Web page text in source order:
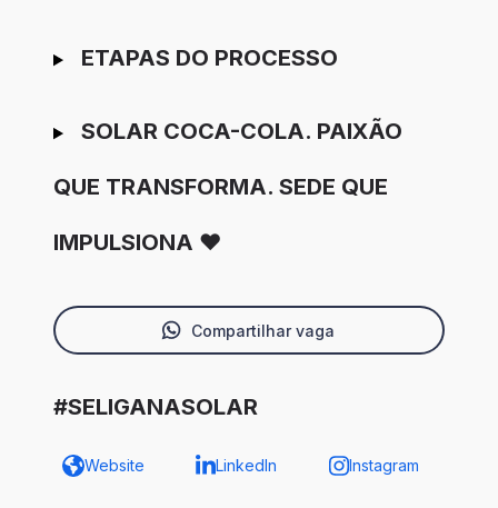
ETAPAS DO PROCESSO
SOLAR COCA-COLA. PAIXÃO
QUE TRANSFORMA. SEDE QUE
IMPULSIONA ❤️
Compartilhar vaga
#SELIGANASOLAR
Website LinkedIn Instagram